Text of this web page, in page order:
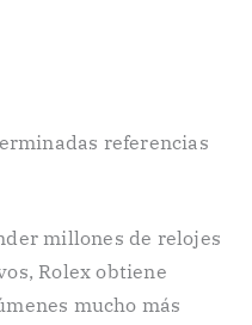
referencias
millones de relojes
Rolex obtiene
mucho más